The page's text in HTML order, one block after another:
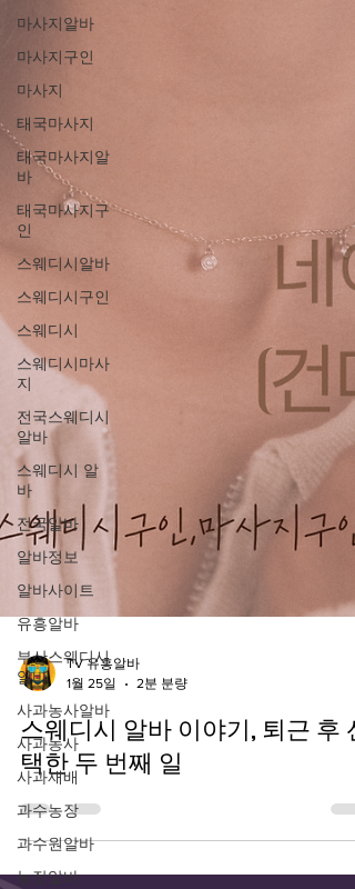
마사지알바
마사지구인
마사지
태국마사지
태국마사지알
바
태국마사지구
인
스웨디시알바
스웨디시구인
스웨디시
스웨디시마사
지
전국스웨디시
알바
스웨디시 알
바
전국알바
알바정보
알바사이트
유흥알바
부산스웨디시
알바
사과농사알바
사과농사
사과재배
과수농장
과수원알바
농장알바
TV 유흥알바
1월 25일
2분 분량
스웨디시 알바 이야기, 퇴근 후 선
택한 두 번째 일